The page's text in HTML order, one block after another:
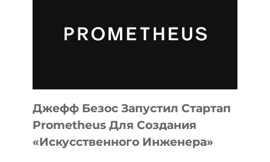
ДЛЯ
ПРОГРАММИРОВАНИЯ
И
LINUX
Джефф Безос Запустил Стартап
Prometheus Для Создания
«искусственного Инженера»